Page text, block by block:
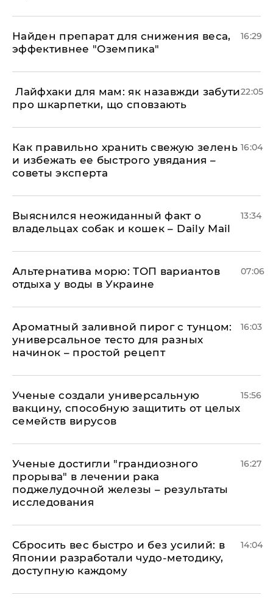
Найден препарат для снижения веса,
эффективнее "Оземпика"
16:29
​ Лайфхаки для мам: як назавжди забути
про шкарпетки, що сповзають
22:05
Как правильно хранить свежую зелень
и избежать ее быстрого увядания –
советы эксперта
16:04
Выяснился неожиданный факт о
владельцах собак и кошек – Daily Mail
13:34
Альтернатива морю: ТОП вариантов
отдыха у воды в Украине
07:06
Ароматный заливной пирог с тунцом:
универсальное тесто для разных
начинок – простой рецепт
16:03
Ученые создали универсальную
вакцину, способную защитить от целых
семейств вирусов
15:56
Ученые достигли "грандиозного
прорыва" в лечении рака
поджелудочной железы – результаты
исследования
16:27
Сбросить вес быстро и без усилий: в
Японии разработали чудо-методику,
доступную каждому
14:04